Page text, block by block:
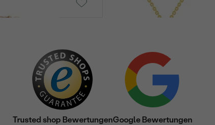
Trusted shop BewertungenGoogle Bewertungen